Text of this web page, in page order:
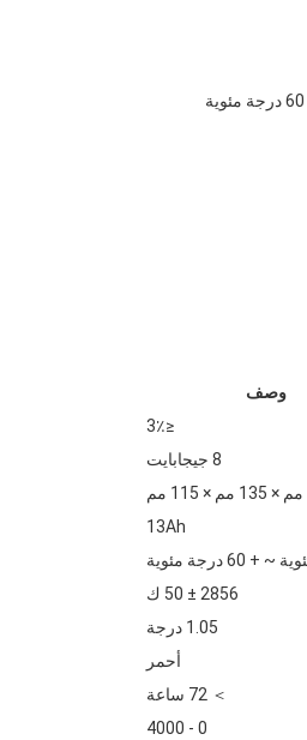
وصف
≤3٪
8 جيجابايت
13Ah
2856 ± 50 ك
1.05 درجة
أحمر
＞ 72 ساعة
0 - 4000